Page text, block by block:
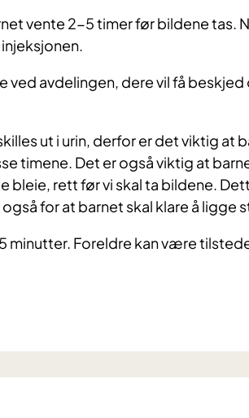
vente 2-5 timer før bildene tas.
ved avdelingen, dere vil få
ut i urin, derfor er det viktig at
timene. Det er også viktig at
bleie, rett før vi skal ta bildene.
for at barnet skal klare å ligge
minutter. Foreldre kan være